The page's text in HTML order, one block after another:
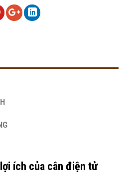
ích của cân điện tử